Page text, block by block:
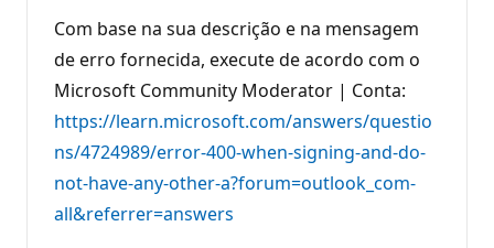
e
r
e
p
u
a
ã
Com base na sua descrição e na mensagem
de erro fornecida, execute de acordo com o
Microsoft Community Moderator | Conta:
https://learn.microsoft.com/answers/questio
ns/4724989/error-400-when-signing-and-do-
not-have-any-other-a?forum=outlook_com-
all&referrer=answers